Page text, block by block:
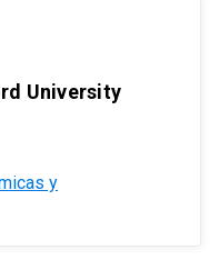
University
y